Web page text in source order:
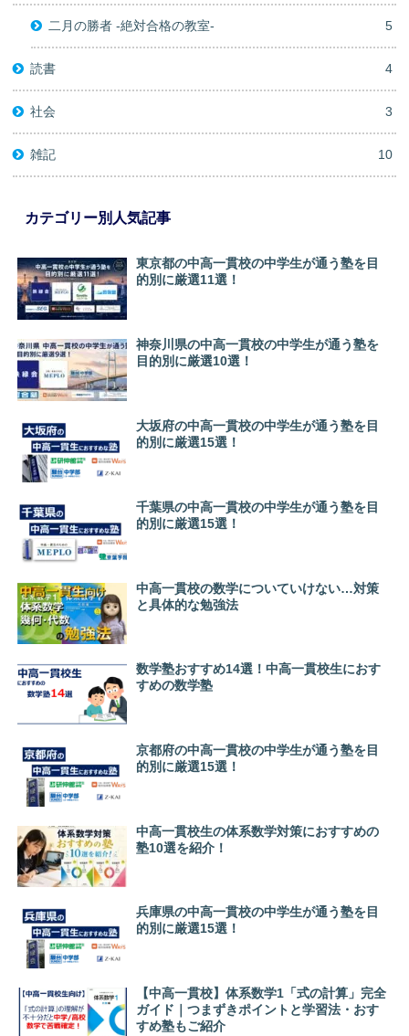
二月の勝者 -絶対合格の教室- 5
読書 4
社会 3
雑記 10
カテゴリー別人気記事
東京都の中高一貫校の中学生が通う塾を目
的別に厳選11選！
神奈川県の中高一貫校の中学生が通う塾を
目的別に厳選10選！
大坂府の中高一貫校の中学生が通う塾を目
的別に厳選15選！
千葉県の中高一貫校の中学生が通う塾を目
的別に厳選15選！
中高一貫校の数学についていけない…対策
と具体的な勉強法
数学塾おすすめ14選！中高一貫校生におす
すめの数学塾
京都府の中高一貫校の中学生が通う塾を目
的別に厳選15選！
中高一貫校生の体系数学対策におすすめの
塾10選を紹介！
兵庫県の中高一貫校の中学生が通う塾を目
的別に厳選15選！
【中高一貫校】体系数学1「式の計算」完全
ガイド｜つまずきポイントと学習法・おす
すめ塾もご紹介